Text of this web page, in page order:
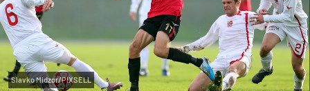
Slavko Midzor/PIXSELL